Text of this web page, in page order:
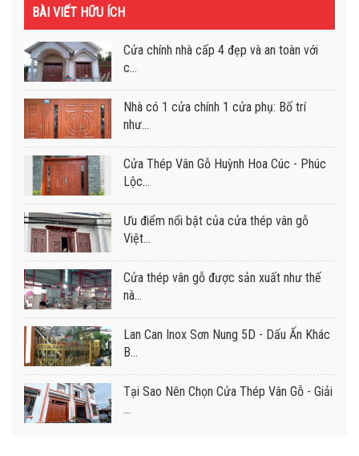
BÀI VIẾT HỮU ÍCH
Cửa chính nhà cấp 4 đẹp và an toàn với
c...
Nhà có 1 cửa chính 1 cửa phụ: Bố trí
như...
Cửa Thép Vân Gỗ Huỳnh Hoa Cúc - Phúc
Lộc...
Ưu điểm nổi bật của cửa thép vân gỗ
Việt...
Cửa thép vân gỗ được sản xuất như thế
nà...
Lan Can Inox Sơn Nung 5D - Dấu Ấn Khác
B...
Tại Sao Nên Chọn Cửa Thép Vân Gỗ - Giải
...